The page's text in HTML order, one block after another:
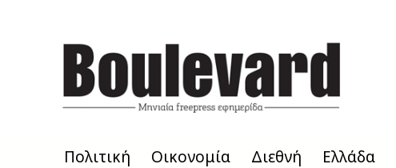
Πολιτική Οικονομία Διεθνή Ελλάδα